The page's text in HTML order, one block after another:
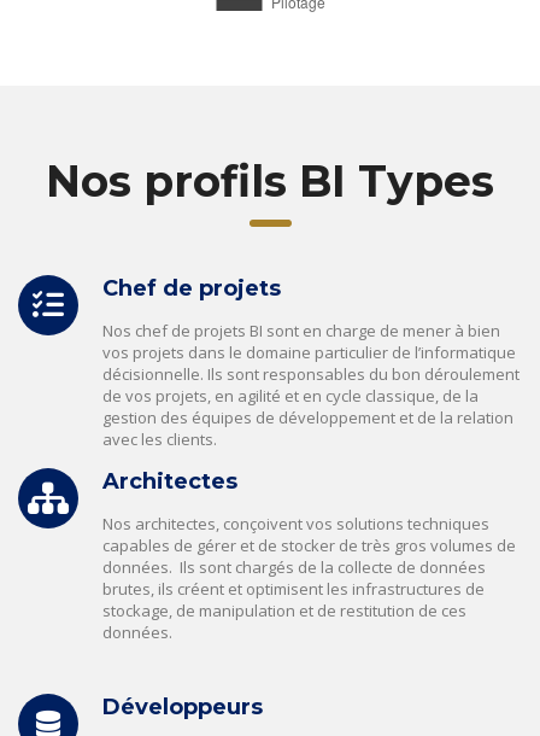
Nos profils BI Types
Chef de projets
Nos chef de projets BI sont en charge de mener à bien
vos projets dans le domaine particulier de l’informatique
décisionnelle. Ils sont responsables du bon déroulement
de vos projets, en agilité et en cycle classique, de la
gestion des équipes de développement et de la relation
avec les clients.
Architectes
Nos architectes, conçoivent vos solutions techniques
capables de gérer et de stocker de très gros volumes de
données. Ils sont chargés de la collecte de données
brutes, ils créent et optimisent les infrastructures de
stockage, de manipulation et de restitution de ces
données.
Développeurs